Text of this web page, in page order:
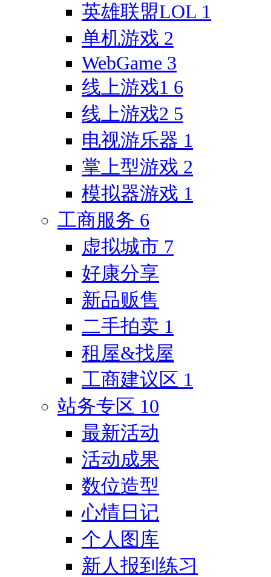
英雄联盟LOL 1
单机游戏 2
WebGame 3
线上游戏1 6
线上游戏2 5
电视游乐器 1
掌上型游戏 2
模拟器游戏 1
工商服务 6
虚拟城市 7
好康分享
新品贩售
二手拍卖 1
租屋&找屋
工商建议区 1
站务专区 10
最新活动
活动成果
数位造型
心情日记
个人图库
新人报到练习